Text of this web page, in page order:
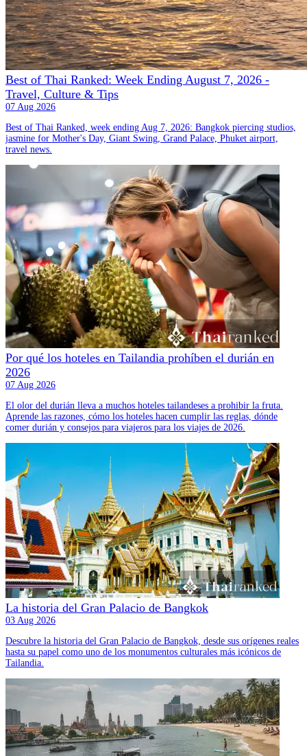
Best of Thai Ranked: Week Ending August 7, 2026 -
Travel, Culture & Tips
07 Aug 2026
Best of Thai Ranked, week ending Aug 7, 2026: Bangkok piercing studios,
jasmine for Mother's Day, Giant Swing, Grand Palace, Phuket airport,
travel news.
Por qué los hoteles en Tailandia prohíben el durián en
2026
07 Aug 2026
El olor del durián lleva a muchos hoteles tailandeses a prohibir la fruta.
Aprende las razones, cómo los hoteles hacen cumplir las reglas, dónde
comer durián y consejos para viajeros para los viajes de 2026.
La historia del Gran Palacio de Bangkok
03 Aug 2026
Descubre la historia del Gran Palacio de Bangkok, desde sus orígenes reales
hasta su papel como uno de los monumentos culturales más icónicos de
Tailandia.